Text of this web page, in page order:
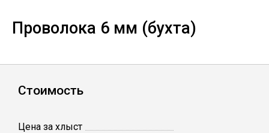
Труба
Лист
Проволока 6 мм (бухта)
Стоимость
Цена за хлыст